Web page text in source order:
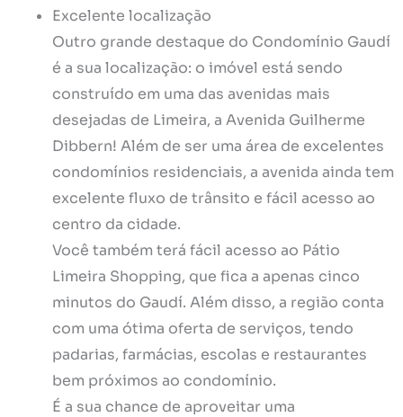
Excelente localização
Outro grande destaque do Condomínio Gaudí
é a sua localização: o imóvel está sendo
construído em uma das avenidas mais
desejadas de Limeira, a Avenida Guilherme
Dibbern! Além de ser uma área de excelentes
condomínios residenciais, a avenida ainda tem
excelente fluxo de trânsito e fácil acesso ao
centro da cidade.
Você também terá fácil acesso ao Pátio
Limeira Shopping, que fica a apenas cinco
minutos do Gaudí. Além disso, a região conta
com uma ótima oferta de serviços, tendo
padarias, farmácias, escolas e restaurantes
bem próximos ao condomínio.
É a sua chance de aproveitar uma